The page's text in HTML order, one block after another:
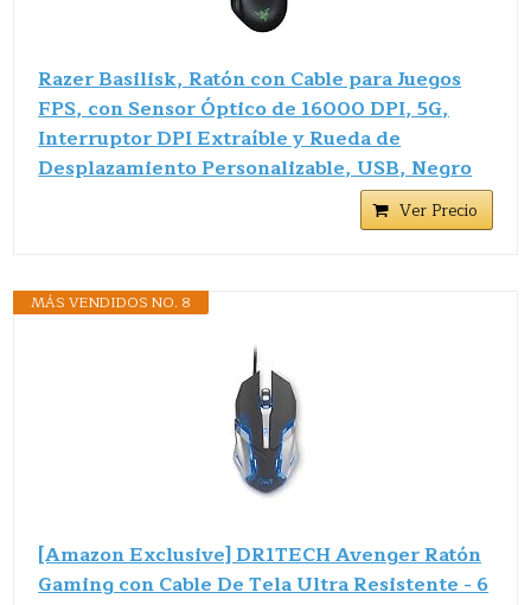
Razer Basilisk, Ratón con Cable para Juegos
FPS, con Sensor Óptico de 16000 DPI, 5G,
Interruptor DPI Extraíble y Rueda de
Desplazamiento Personalizable, USB, Negro
Ver Precio
MÁS VENDIDOS NO. 8
[Amazon Exclusive] DR1TECH Avenger Ratón
Gaming con Cable De Tela Ultra Resistente - 6